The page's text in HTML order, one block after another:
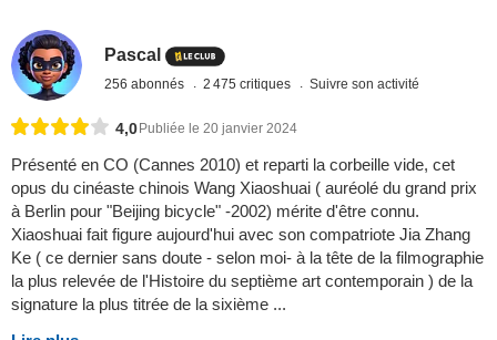
Pascal
256 abonnés 2 475 critiques Suivre son activité
4,0 Publiée le 20 janvier 2024
Présenté en CO (Cannes 2010) et reparti la corbeille vide, cet
opus du cinéaste chinois Wang Xiaoshuai ( auréolé du grand prix
à Berlin pour "Beijing bicycle" -2002) mérite d'être connu.
Xiaoshuai fait figure aujourd'hui avec son compatriote Jia Zhang
Ke ( ce dernier sans doute - selon moi- à la tête de la filmographie
la plus relevée de l'Histoire du septième art contemporain ) de la
signature la plus titrée de la sixième ...